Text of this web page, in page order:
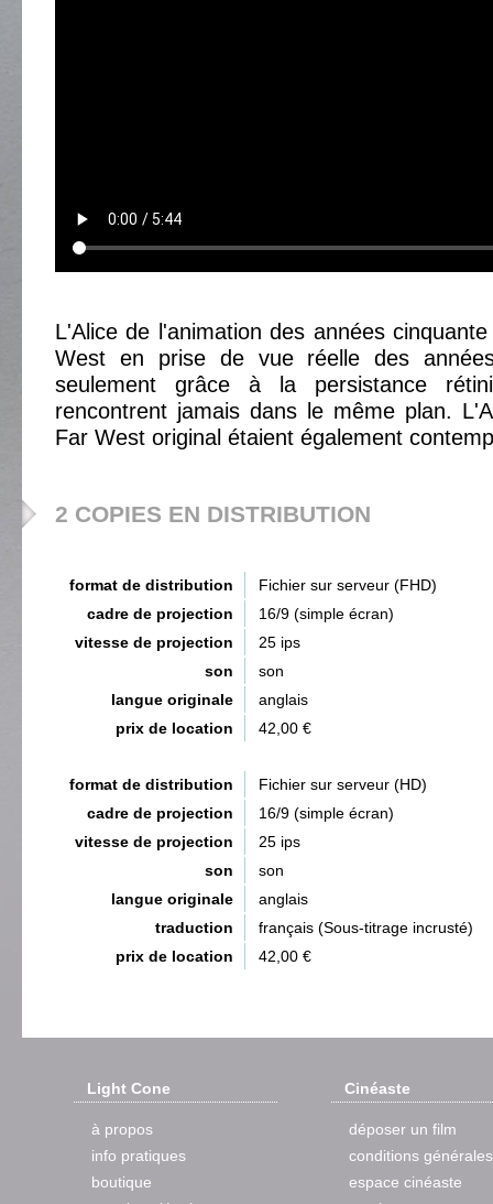
L'Alice de l'animation des années
West en prise de vue réelle des
seulement grâce à la persistance
rencontrent jamais dans le même plan.
Far West original étaient également
2 COPIES EN DISTRIBUTION
format de distribution
Fichier sur serveur (FHD)
cadre de projection
16/9 (simple écran)
vitesse de projection
25 ips
son
son
langue originale
anglais
prix de location
42,00 €
format de distribution
Fichier sur serveur (HD)
cadre de projection
16/9 (simple écran)
vitesse de projection
25 ips
son
son
langue originale
anglais
traduction
français (Sous-titrage incrusté)
prix de location
42,00 €
Light Cone
à propos
info pratiques
boutique
Cinéaste
déposer un film
conditions générales
espace cinéaste